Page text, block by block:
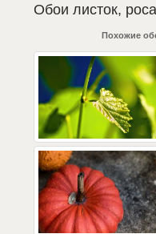
Обои листок, роса
Похожие